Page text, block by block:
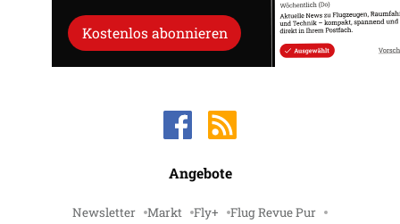
Kostenlos abonnieren
Angebote
Newsletter Markt Fly+ Flug Revue Pur